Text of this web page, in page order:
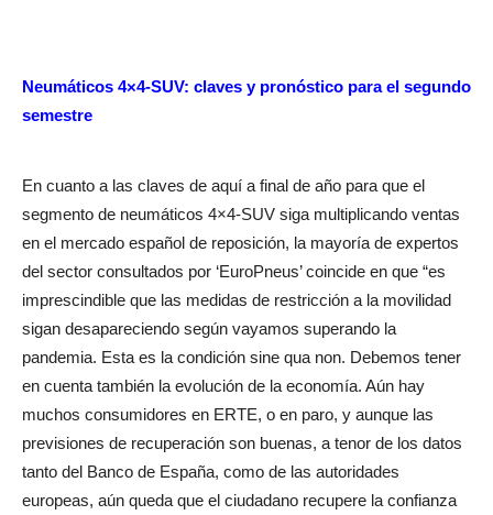
Neumáticos 4×4-SUV: claves y pronóstico para el segundo
semestre
En cuanto a las claves de aquí a final de año para que el
segmento de neumáticos 4×4-SUV siga multiplicando ventas
en el mercado español de reposición, la mayoría de expertos
del sector consultados por ‘EuroPneus’ coincide en que “es
imprescindible que las medidas de restricción a la movilidad
sigan desapareciendo según vayamos superando la
pandemia. Esta es la condición sine qua non. Debemos tener
en cuenta también la evolución de la economía. Aún hay
muchos consumidores en ERTE, o en paro, y aunque las
previsiones de recuperación son buenas, a tenor de los datos
tanto del Banco de España, como de las autoridades
europeas, aún queda que el ciudadano recupere la confianza